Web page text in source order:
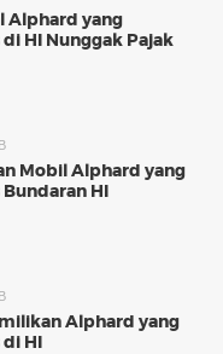
Alphard yang
HI Nunggak Pajak
Mobil Alphard yang
HI
Alphard yang
di HI